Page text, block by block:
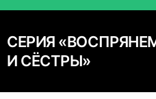
СЕРИЯ
И СЁСТРЫ»